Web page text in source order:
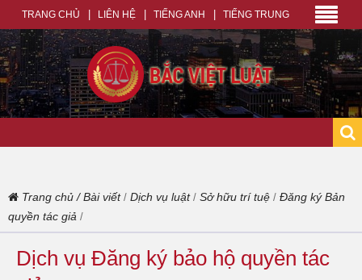
TRANG CHỦ LIÊN HỆ TIẾNG ANH TIẾNG TRUNG
Trang chủ /Bài viết/ Dịch vụ luật/ Sở hữu trí tuệ / Đăng ký Bản
quyền tác giả /
Dịch vụ Đăng ký bảo hộ quyền tác